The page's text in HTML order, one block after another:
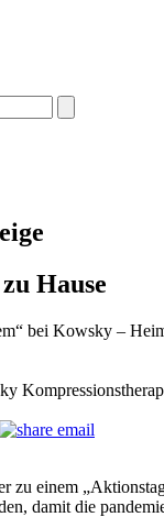
Hause
bei Kowsky –
zu einem
damit die